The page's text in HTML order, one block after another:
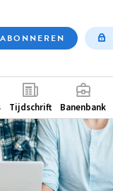
ABONNEREN
Tijdschrift Banenbank